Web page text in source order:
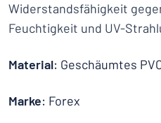
Widerstandsfähigkeit
Feuchtigkeit und UV-
Material: Geschäumtes
Marke: Forex